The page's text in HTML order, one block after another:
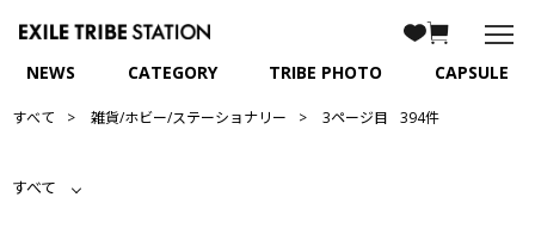
NEWS CATEGORY TRIBE PHOTO CAPSULE
すべて 雑貨/ホビー/ステーショナリー 3ページ目 394件
すべて